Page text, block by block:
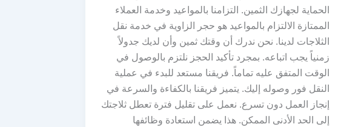
الحماية لجهازك الثمين. التزامنا بالمواعيد وخدمة العملاء
الممتازة الالتزام بالمواعيد هو حجر الزاوية في خدمة نقل
الثلاجات لدينا. نحن ندرك أن وقتك ثمين وأن لديك جدولاً
زمنياً يجب اتباعه. بمجرد تأكيد الحجز نلتزم بالوصول في
الوقت المتفق عليه تماماً. فريقنا مستعد للبدء في عملية
النقل فور وصوله إليك. يتميز فريقنا بالكفاءة والسرعة في
إنجاز العمل دون تسرع. نعمل على تقليل فترة تعطل ثلاجتك
إلى الحد الأدنى الممكن. هذا يضمن استعادة وظائفها